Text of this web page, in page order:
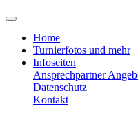
Home
Turnierfotos und mehr
Infoseiten
Ansprechpartner
Datenschutz
Kontakt